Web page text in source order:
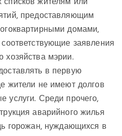
жителям или
предоставляющим
домами,
заявления
хозяйства мэрии.
в первую
жители не имеют долгов
услуги. Среди прочего,
аварийного жилья
горожан, нуждающихся в